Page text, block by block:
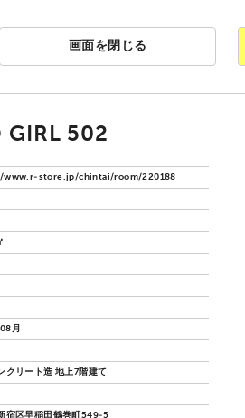
画面を閉じる
GIRL 502
www.r-store.jp/chintai/room/220188
月
クリート造 地上7階建て
宿区早稲田鶴巻町549-5